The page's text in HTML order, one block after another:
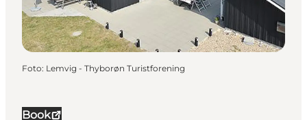
Book
Foto: Lemvig - Thyborøn Turistforening